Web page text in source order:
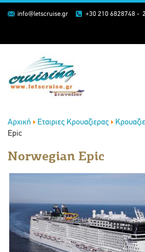
info@letscruise.gr +30 210 6828748 -
Αρχική Εταιριες Κρουαζιερας
Epic
Norwegian Epic